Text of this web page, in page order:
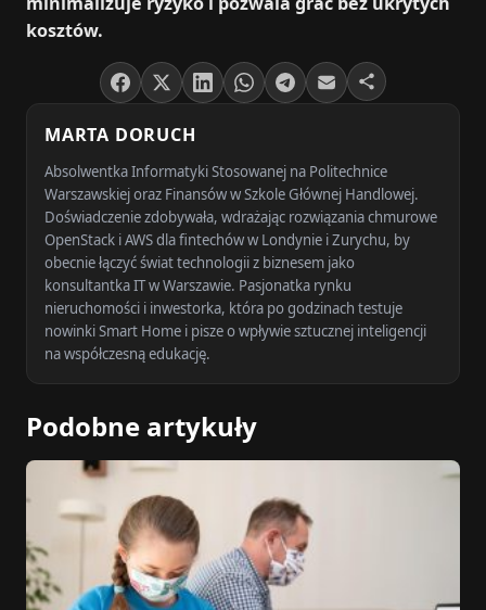
kosztów.
MARTA DORUCH
Absolwentka Informatyki Stosowanej na Politechnice
Warszawskiej oraz Finansów w Szkole Głównej Handlowej.
Doświadczenie zdobywała, wdrażając rozwiązania chmurowe
OpenStack i AWS dla fintechów w Londynie i Zurychu, by
obecnie łączyć świat technologii z biznesem jako
konsultantka IT w Warszawie. Pasjonatka rynku
nieruchomości i inwestorka, która po godzinach testuje
nowinki Smart Home i pisze o wpływie sztucznej inteligencji
na współczesną edukację.
Podobne artykuły